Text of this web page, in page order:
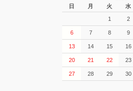
日
月 火 水
1 2
6 7 8 9
13 14 15 16
20 21 22 23
27 28 29 30